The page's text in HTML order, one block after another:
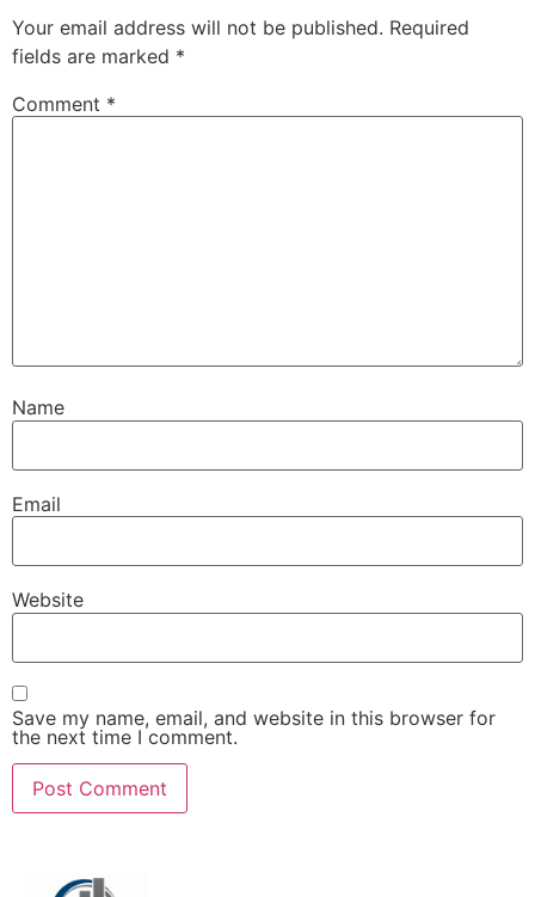
Your email address will not be published. Required
fields are marked *
Comment *
Name
Email
Website
Save my name, email, and website in this browser for
the next time I comment.